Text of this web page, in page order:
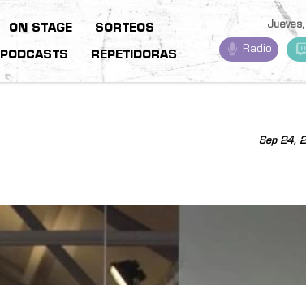
ON STAGE SORTEOS
PODCASTS REPETIDORAS
Radio
Sep 24,